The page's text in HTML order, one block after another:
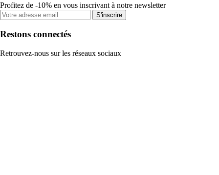
Profitez de -10% en vous inscrivant à notre newsletter
S'inscrire
Restons connectés
Retrouvez-nous sur les réseaux sociaux